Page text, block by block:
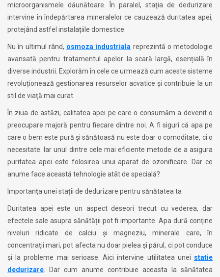
microorganismele dăunătoare. În paralel, staţia de dedurizare
intervine în îndepărtarea mineralelor ce cauzează duritatea apei,
protejând astfel instalațiile domestice.
Nu în ultimul rând, osmoza industriala reprezintă o metodologie
avansată pentru tratamentul apelor la scară largă, esențială în
diverse industrii. Explorăm în cele ce urmează cum aceste sisteme
revoluționează gestionarea resurselor acvatice şi contribuie la un
stil de viaţă mai curat.
În ziua de astăzi, calitatea apei pe care o consumăm a devenit o
preocupare majoră pentru fiecare dintre noi. A fi siguri că apa pe
care o bem este pură și sănătoasă nu este doar o comoditate, ci o
necesitate. Iar unul dintre cele mai eficiente metode de a asigura
puritatea apei este folosirea unui aparat de ozonificare. Dar ce
anume face această tehnologie atât de specială?
Importanța unei stații de dedurizare pentru sănătatea ta
Duritatea apei este un aspect deseori trecut cu vederea, dar
efectele sale asupra sănătății pot fi importante. Apa dură conține
niveluri ridicate de calciu și magneziu, minerale care, în
concentrații mari, pot afecta nu doar pielea și părul, ci pot conduce
și la probleme mai serioase. Aici intervine utilitatea unei statie
dedurizare . Dar cum anume contribuie aceasta la sănătatea